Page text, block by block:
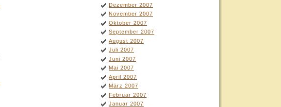
Dezember 2007
November 2007
Oktober 2007
September 2007
August 2007
Juli 2007
Juni 2007
Mai 2007
April 2007
März 2007
Februar 2007
Januar 2007